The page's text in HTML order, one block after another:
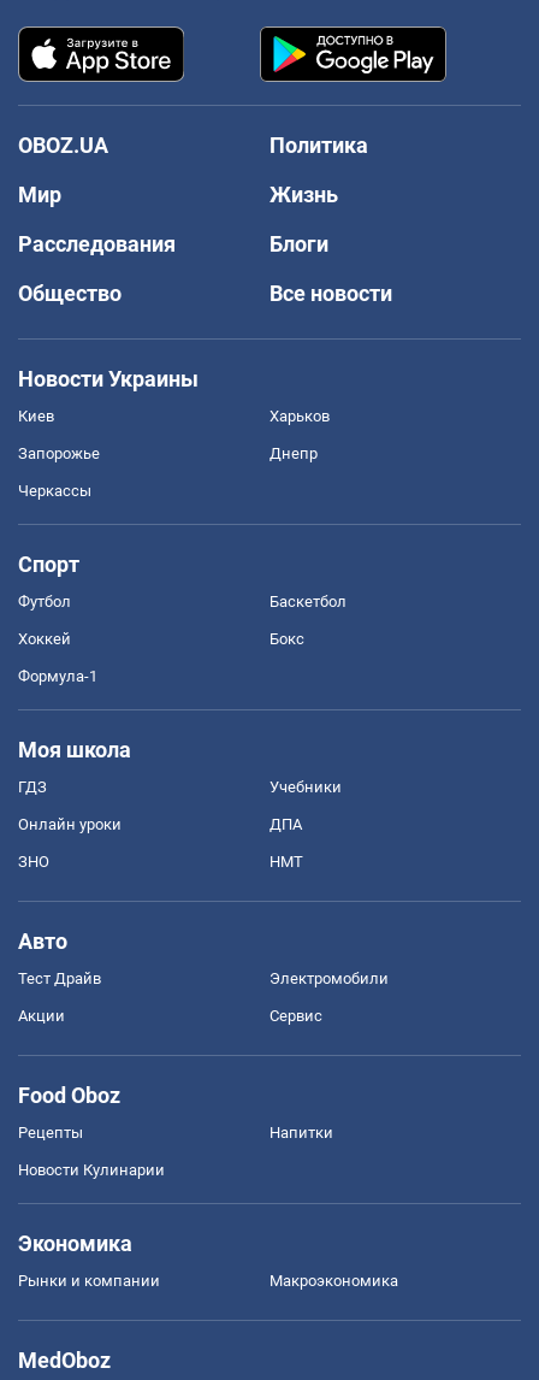
OBOZ.UA
Политика
Мир
Жизнь
Расследования
Блоги
Общество
Все новости
Новости Украины
Киев Харьков
Запорожье Днепр
Черкассы
Спорт
Футбол Баскетбол
Хоккей Бокс
Формула-1
Моя школа
ГДЗ Учебники
Онлайн уроки ДПА
ЗНО НМТ
Авто
Тест Драйв Электромобили
Акции Сервис
Food Oboz
Рецепты Напитки
Новости Кулинарии
Экономика
Рынки и компании Mакроэкономика
MedOboz